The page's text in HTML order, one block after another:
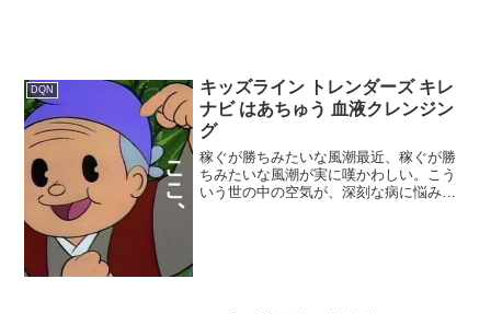
DQN
キッズライン トレンダーズ キレ
ナビ はあちゅう 血液クレンジン
グ
稼ぐが勝ちみたいな風潮最近、稼ぐが勝
ちみたいな風潮が実に嘆かわしい。こう
いう世の中の空気が、深刻な病に悩み苦